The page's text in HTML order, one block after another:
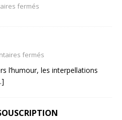
fermés
fermés
l’humour, les interpellations